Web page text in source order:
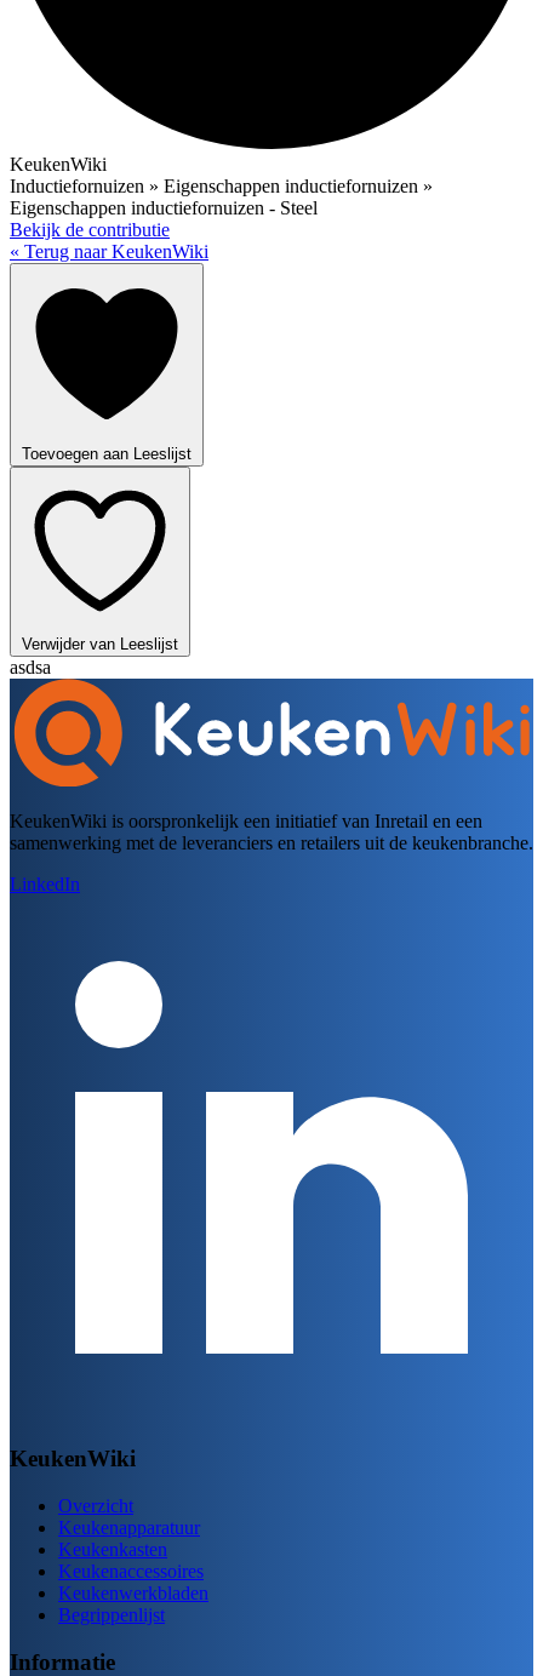
KeukenWiki
Inductiefornuizen » Eigenschappen inductiefornuizen »
Eigenschappen inductiefornuizen - Steel
Bekijk de contributie
« Terug naar KeukenWiki
Toevoegen aan Leeslijst
Verwijder van Leeslijst
asdsa
KeukenWiki is oorspronkelijk een initiatief van Inretail en een
samenwerking met de leveranciers en retailers uit de keukenbranche.
LinkedIn
KeukenWiki
Overzicht
Keukenapparatuur
Keukenkasten
Keukenaccessoires
Keukenwerkbladen
Begrippenlijst
Informatie